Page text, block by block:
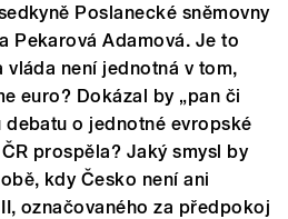
Poslanecké sněmovny
Pekarová Adamová. Je to
vláda není jednotná v tom,
euro? Dokázal by „pan či
debatu o jednotné evropské
prospěla? Jaký smysl by
kdy Česko není ani
označovaného za předpokoj